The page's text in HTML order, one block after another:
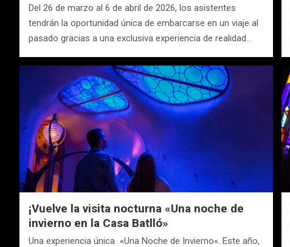
Del 26 de marzo al 6 de abril de 2026, los asistentes
tendrán la oportunidad única de embarcarse en un viaje al
pasado gracias a una exclusiva experiencia de realidad…
¡Vuelve la visita nocturna «Una noche de
invierno en la Casa Batlló»
Una experiencia única «Una Noche de Invierno«. Este año,